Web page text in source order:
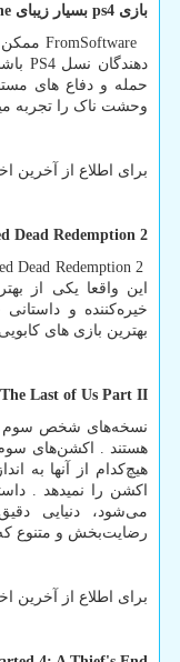
بازی ps4 بسیار زیبای
FromSoftware ممکن
دهندگان نسل PS4
حمله و دفاع های
وحشت ناک را تجربه
برای اطلاع از آخرین
Dead Redemption 2
Dead Redemption 2
این واقعا یکی از
خیره‌کننده و
بهترین بازی های
The Last of Us Part II
نسخه‌های شخص سوم
هستند . اکشن‌های سوم
هیچ‌کدام از آنها به
اکشن را نمیدهد .
می‌شود، دنیایی
رضایت‌بخش و متنوع که
برای اطلاع از آخرین